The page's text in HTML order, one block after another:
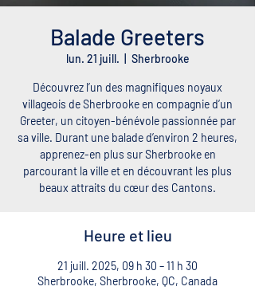
Balade Greeters
lun. 21 juill. Sherbrooke
Découvrez l’un des magnifiques noyaux
villageois de Sherbrooke en compagnie d’un
Greeter, un citoyen-bénévole passionnée par
sa ville. Durant une balade d’environ 2 heures,
apprenez-en plus sur Sherbrooke en
parcourant la ville et en découvrant les plus
beaux attraits du cœur des Cantons.
Heure et lieu
21 juill. 2025, 09 h 30 – 11 h 30
Sherbrooke, Sherbrooke, QC, Canada